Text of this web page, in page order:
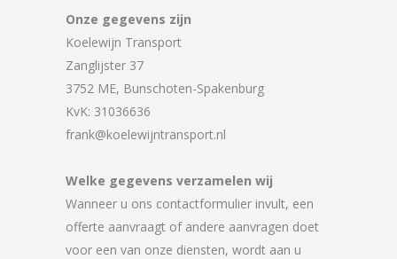
Onze gegevens zijn
Koelewijn Transport
Zanglijster 37
3752 ME, Bunschoten-Spakenburg
KvK: 31036636
frank@koelewijntransport.nl
Welke gegevens verzamelen wij
Wanneer u ons contactformulier invult, een
offerte aanvraagt of andere aanvragen doet
voor een van onze diensten, wordt aan u